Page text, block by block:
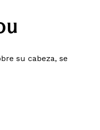
su cabeza, se